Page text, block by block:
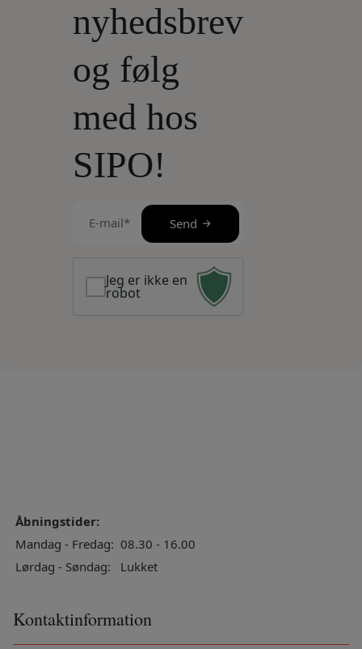
nyhedsbrev
og følg
med hos
SIPO!
mail
Jeg er ikke en
robot
Send
Åbningstider:
Mandag - Fredag: 08.30 - 16.00
Lørdag - Søndag:
Lukket
Kontaktinformation